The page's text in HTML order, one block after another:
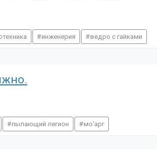
инженерия ведро с гайками
пылающий легион мо'арг